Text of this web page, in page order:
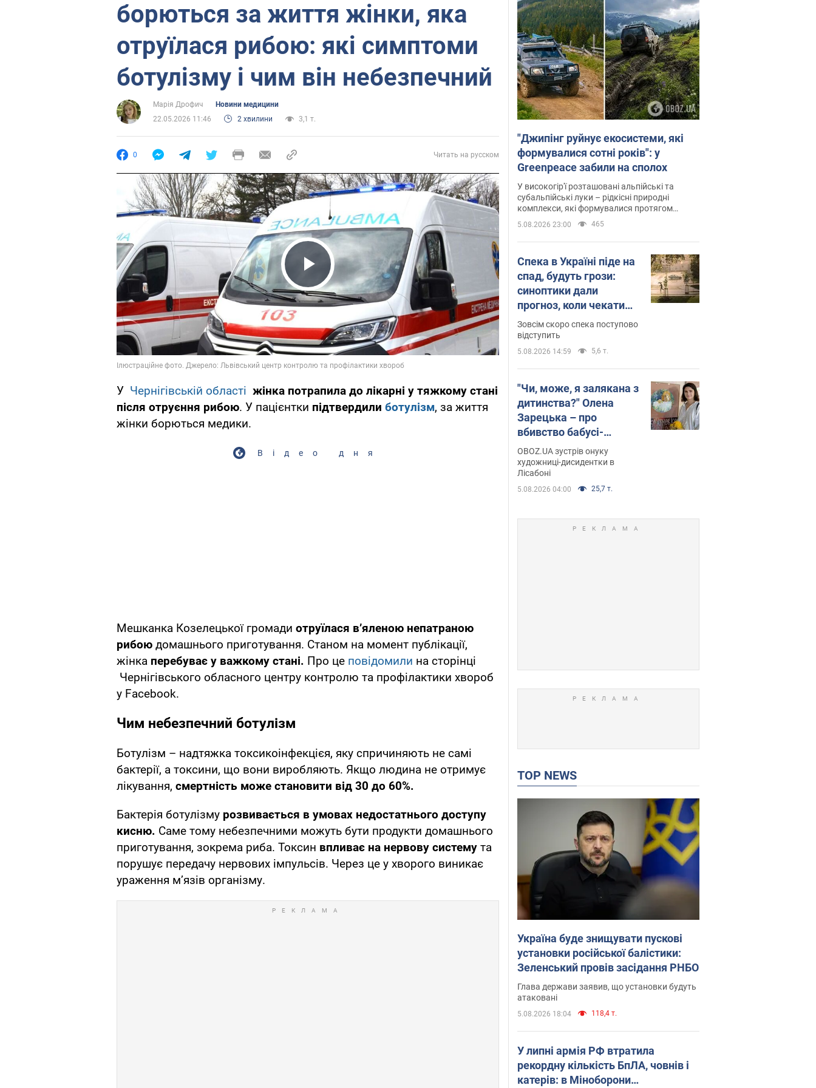
борються за життя жінки, яка
отруїлася рибою: які симптоми
ботулізму і чим він небезпечний
Марія Дрофич
Новини медицини
22.05.2026 11:46
2 хвилини 3,1 т.
0 Читать на русском
Play Video
У Чернігівській області жінка потрапила до лікарні у тяжкому стані
після отруєння рибою. У пацієнтки підтвердили ботулізм, за життя
жінки борються медики.
Відео дня
Мешканка Козелецької громади отруїлася в’яленою непатраною
рибою домашнього приготування. Станом на момент публікації,
жінка перебуває у важкому стані. Про це повідомили на сторінці
Чернігівського обласного центру контролю та профілактики хвороб
у Facebook.
Чим небезпечний ботулізм
Ботулізм – надтяжка токсикоінфекцієя, яку спричиняють не самі
бактерії, а токсини, що вони виробляють. Якщо людина не отримує
лікування, смертність може становити від 30 до 60%.
Бактерія ботулізму розвивається в умовах недостатнього доступу
кисню. Саме тому небезпечними можуть бути продукти домашнього
приготування, зокрема риба. Токсин впливає на нервову систему та
порушує передачу нервових імпульсів. Через це у хворого виникає
ураження м’язів організму.
"Джипінг руйнує екосистеми, які
формувалися сотні років": у
Greenpeace забили на сполох
У високогір'ї розташовані альпійські та
субальпійські луки – рідкісні природні
комплекси, які формувалися протягом
5.08.2026 23:00 465
Спека в Україні піде на
спад, будуть грози:
синоптики дали
прогноз, коли чекати
зміни погоди
Зовсім скоро спека поступово
відступить
5.08.2026 14:59 5,6 т.
"Чи, може, я залякана з
дитинства?" Олена
Зарецька – про
вбивство бабусі-
дисидентки Алли
Горської, критику
Дмитра Стуса та втечу
в Португалію з 5 дітьми
OBOZ.UA зустрів онуку
художниці-дисидентки в
Лісабоні
5.08.2026 04:00 25,7 т.
TOP NEWS
Україна буде знищувати пускові
установки російської балістики:
Зеленський провів засідання РНБО
Глава держави заявив, що установки будуть
атаковані
5.08.2026 18:04 118,4 т.
У липні армія РФ втратила
рекордну кількість БпЛА, човнів і
катерів: в Міноборони